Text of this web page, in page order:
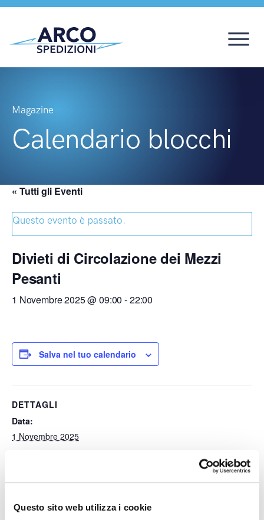
Questo sito web utilizza i cookie
Magazine
Calendario blocchi
« Tutti gli Eventi
Questo evento è passato.
Divieti di Circolazione dei Mezzi
Pesanti
1 Novembre 2025 @ 09:00 -22:00
Salva nel tuo calendario
DETTAGLI
Data:
1 Novembre 2025
Divieti di Circolazione dei
Divieti di Circolazione dei